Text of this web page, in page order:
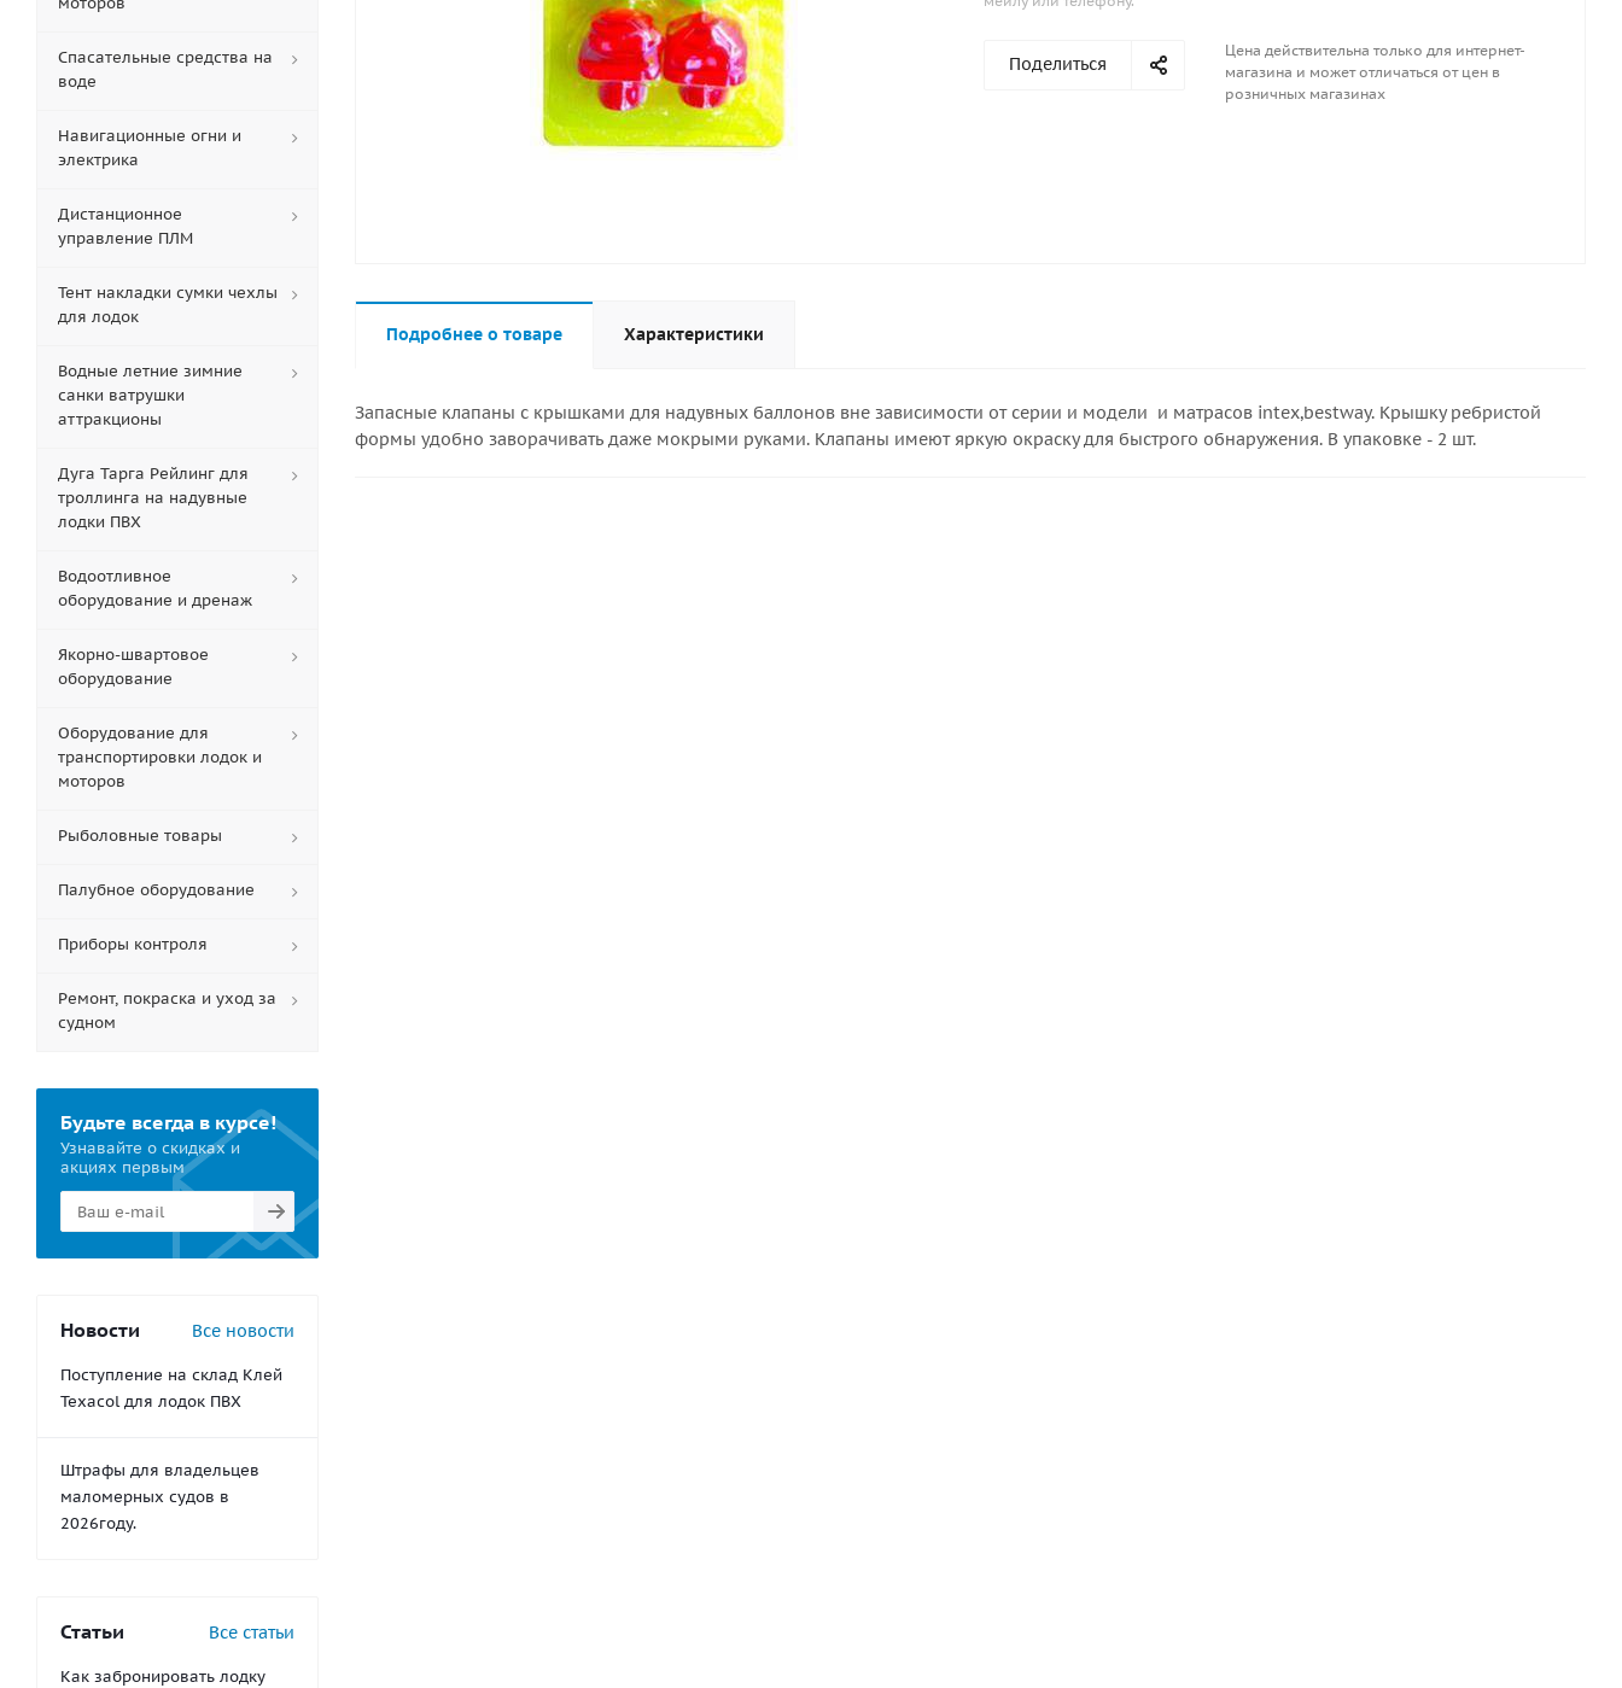
Поделиться
Цена действительна только для интернет-
магазина и может отличаться от цен в
розничных магазинах
Подробнее о товаре Характеристики
Запасные клапаны с крышками для надувных баллонов вне зависимости от серии и модели и матрасов intex,bestway. Крышку ребристой
формы удобно заворачивать даже мокрыми руками. Клапаны имеют яркую окраску для быстрого обнаружения. В упаковке - 2 шт.
Спасательные средства на
воде
Навигационные огни и
электрика
Дистанционное
управление ПЛМ
Тент накладки сумки чехлы
для лодок
Водные летние зимние
санки ватрушки
аттракционы
Дуга Тарга Рейлинг для
троллинга на надувные
лодки ПВХ
Водоотливное
оборудование и дренаж
Якорно-швартовое
оборудование
Оборудование для
транспортировки лодок и
моторов
Рыболовные товары
Палубное оборудование
Приборы контроля
Ремонт, покраска и уход за
судном
Будьте всегда в курсе!
Узнавайте о скидках и
акциях первым
Новости Все новости
Поступление на склад Клей
Texacol для лодок ПВХ
Штрафы для владельцев
маломерных судов в
2026году.
Статьи Все статьи
Как забронировать лодку